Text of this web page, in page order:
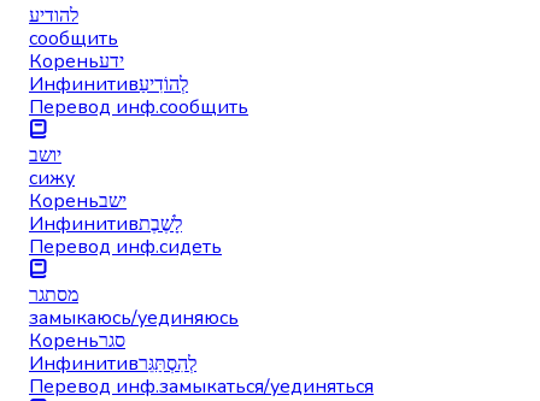
להודיע
сообщить
Кореньידע
Инфинитивלְהוֹדִיעַ
Перевод инф.сообщить
יושב
сижу
Кореньישב
Инфинитивלָשֶׁבֶת
Перевод инф.сидеть
מסתגר
замыкаюсь/уединяюсь
Кореньסגר
Инфинитивלְהִסְתַּגֵּר
Перевод инф.замыкаться/уединяться